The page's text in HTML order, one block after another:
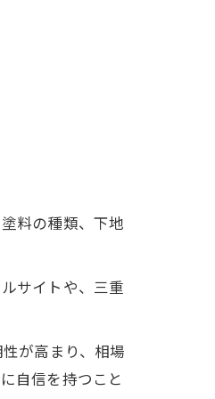
料の種類、下地
サイトや、三重
が高まり、相場
自信を持つこと